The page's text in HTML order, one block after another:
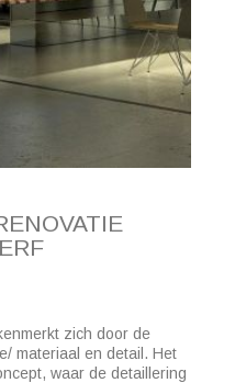
zich door de
materiaal en detail. Het
waar de detaillering